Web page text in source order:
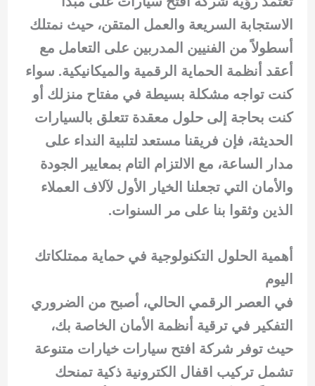
الاستجابة السريعة والعمل المتقن، حيث نمتلك
أسطولاً من الفنيين المدربين على التعامل مع
أعقد أنظمة الحماية الرقمية والميكانيكية. سواء
كنت تواجه مشكلة بسيطة في مفتاح منزلك أو
كنت بحاجة إلى حلول معقدة تتعلق بالسيارات
الحديثة، فإن فريقنا مستعد لتلبية النداء على
مدار الساعة، مع الالتزام التام بمعايير الجودة
والأمان التي تجعلنا الخيار الأول لآلاف العملاء
الذين وثقوا بنا على مر السنوات.
أهمية الحلول التكنولوجية في حماية ممتلكاتك
اليوم
في العصر الرقمي الحالي، أصبح من الضروري
التفكير في ترقية أنظمة الأمان الخاصة بك،
حيث توفر شركة افتح سيارات خيارات متنوعة
تشمل تركيب اقفال الكترونية ذكية تمنحك